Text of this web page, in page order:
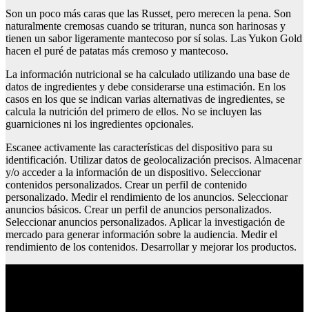
Son un poco más caras que las Russet, pero merecen la pena. Son
naturalmente cremosas cuando se trituran, nunca son harinosas y
tienen un sabor ligeramente mantecoso por sí solas. Las Yukon Gold
hacen el puré de patatas más cremoso y mantecoso.
La información nutricional se ha calculado utilizando una base de
datos de ingredientes y debe considerarse una estimación. En los
casos en los que se indican varias alternativas de ingredientes, se
calcula la nutrición del primero de ellos. No se incluyen las
guarniciones ni los ingredientes opcionales.
Escanee activamente las características del dispositivo para su
identificación. Utilizar datos de geolocalización precisos. Almacenar
y/o acceder a la información de un dispositivo. Seleccionar
contenidos personalizados. Crear un perfil de contenido
personalizado. Medir el rendimiento de los anuncios. Seleccionar
anuncios básicos. Crear un perfil de anuncios personalizados.
Seleccionar anuncios personalizados. Aplicar la investigación de
mercado para generar información sobre la audiencia. Medir el
rendimiento de los contenidos. Desarrollar y mejorar los productos.